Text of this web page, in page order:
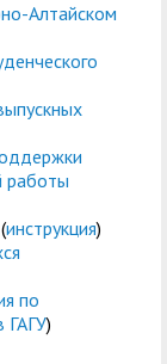
Алтайском
работы
(инструкция)
по
ГАГУ)